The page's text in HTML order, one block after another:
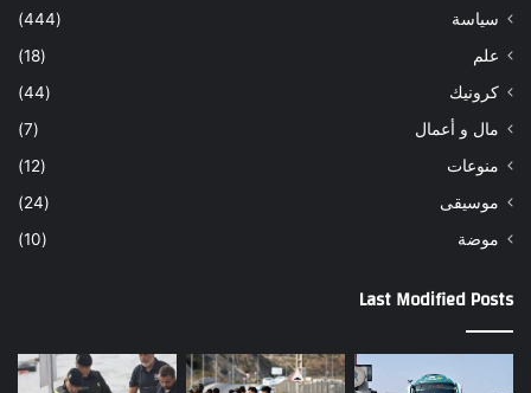
سياسة
(444)
علم
(18)
كرونيك
(44)
مال و أعمال
(7)
منوعات
(12)
موسيقى
(24)
موضة
(10)
Last Modified Posts